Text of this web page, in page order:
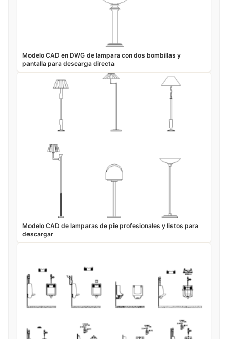
Modelo CAD en DWG de lampara con dos bombillas y
pantalla para descarga directa
Modelo CAD de lamparas de pie profesionales y listos para
descargar